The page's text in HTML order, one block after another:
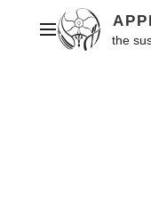
contentMain menu